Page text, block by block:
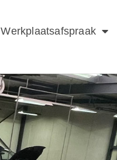
Werkplaatsafspraak